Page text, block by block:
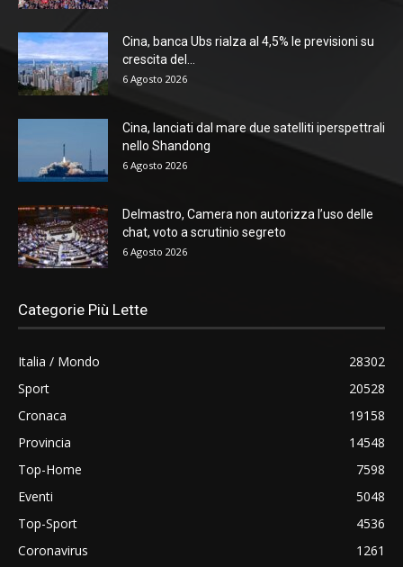
Cina, banca Ubs rialza al 4,5% le previsioni su
crescita del...
6 Agosto 2026
Cina, lanciati dal mare due satelliti iperspettrali
nello Shandong
6 Agosto 2026
Delmastro, Camera non autorizza l’uso delle
chat, voto a scrutinio segreto
6 Agosto 2026
Categorie Più Lette
Italia / Mondo
28302
Sport
20528
Cronaca
19158
Provincia
14548
Top-Home
7598
Eventi
5048
Top-Sport
4536
Coronavirus
1261